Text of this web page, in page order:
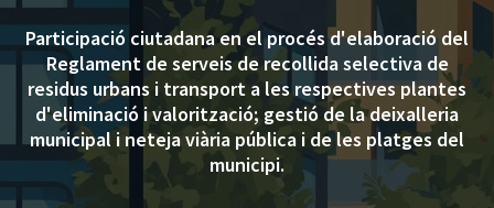
Participació ciutadana en el procés d'elaboració del
Reglament de serveis de recollida selectiva de
residus urbans i transport a les respectives plantes
d'eliminació i valorització; gestió de la deixalleria
municipal i neteja viària pública i de les platges del
municipi.